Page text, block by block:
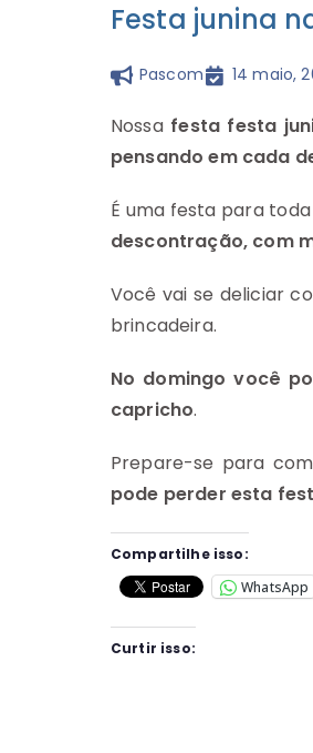
Festa junina
Pascom 14 maio,
Nossa festa festa
pensando em cada
É uma festa para
descontração, com
Você vai se deliciar
brincadeira.
No domingo você
capricho.
Prepare-se para
pode perder esta
Compartilhe isso:
WhatsApp
Curtir isso: